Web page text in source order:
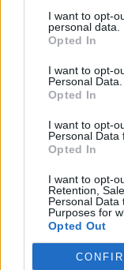
I want to opt-
personal data.
Opted In
I want to opt-
Personal Data.
Opted In
I want to opt-
Personal Data
Opted In
I want to opt-
Retention,
Personal Data
Purposes for
Opted Out
Cartão Jovem
Cartão de
Cartões
Certificação
Dispositivos
Livros
Serviço de
Telegramas
Telemóveis
Títulos de